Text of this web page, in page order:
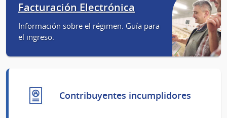
Facturación Electrónica
Información sobre el régimen. Guía para
el ingreso.
Contribuyentes incumplidores